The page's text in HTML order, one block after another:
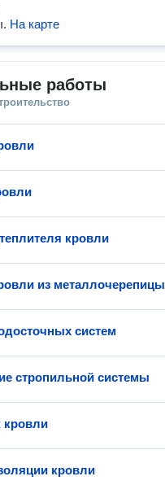
. На карте
работы
кровли
из металлочерепицы
систем
стропильной системы
кровли
кровли